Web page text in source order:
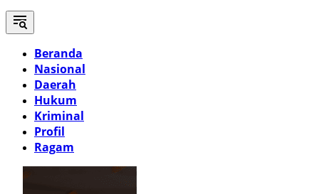
Beranda
Nasional
Daerah
Hukum
Kriminal
Profil
Ragam